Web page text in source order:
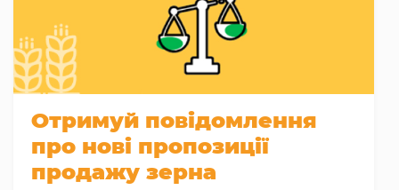
Отримуй повідомлення
про нові пропозиції
продажу зерна